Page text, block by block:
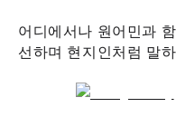
어디에서나 원어민과
선하며 현지인처럼 말